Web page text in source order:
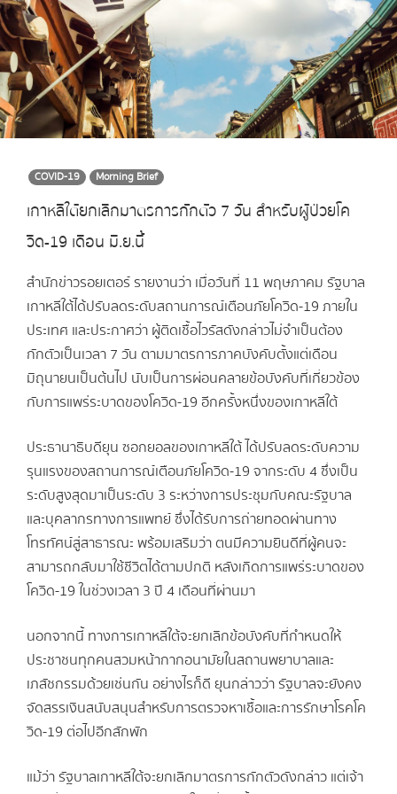
COVID-19 Morning Brief
เกาหลีใต้ยกเลิกมาตรการกักตัว 7 วัน สำหรับผู้ป่วยโค
วิด-19 เดือน มิ.ย.นี้
สำนักข่าวรอยเตอร์ รายงานว่า เมื่อวันที่ 11 พฤษภาคม รัฐบาล
เกาหลีใต้ได้ปรับลดระดับสถานการณ์เตือนภัยโควิด-19 ภายใน
ประเทศ และประกาศว่า ผู้ติดเชื้อไวรัสดังกล่าวไม่จำเป็นต้อง
กักตัวเป็นเวลา 7 วัน ตามมาตรการภาคบังคับตั้งแต่เดือน
มิถุนายนเป็นต้นไป นับเป็นการผ่อนคลายข้อบังคับที่เกี่ยวข้อง
กับการแพร่ระบาดของโควิด-19 อีกครั้งหนึ่งของเกาหลีใต้
ประธานาธิบดียุน ซอกยอลของเกาหลีใต้ ได้ปรับลดระดับความ
รุนแรงของสถานการณ์เตือนภัยโควิด-19 จากระดับ 4 ซึ่งเป็น
ระดับสูงสุดมาเป็นระดับ 3 ระหว่างการประชุมกับคณะรัฐบาล
และบุคลากรทางการแพทย์ ซึ่งได้รับการถ่ายทอดผ่านทาง
โทรทัศน์สู่สาธารณะ พร้อมเสริมว่า ตนมีความยินดีที่ผู้คนจะ
สามารถกลับมาใช้ชีวิตได้ตามปกติ หลังเกิดการแพร่ระบาดของ
โควิด-19 ในช่วงเวลา 3 ปี 4 เดือนที่ผ่านมา
นอกจากนี้ ทางการเกาหลีใต้จะยกเลิกข้อบังคับที่กำหนดให้
ประชาชนทุกคนสวมหน้ากากอนามัยในสถานพยาบาลและ
เภสัชกรรมด้วยเช่นกัน อย่างไรก็ดี ยุนกล่าวว่า รัฐบาลจะยังคง
จัดสรรเงินสนับสนุนสำหรับการตรวจหาเชื้อและการรักษาโรคโค
วิด-19 ต่อไปอีกสักพัก
แม้ว่า รัฐบาลเกาหลีใต้จะยกเลิกมาตรการกักตัวดังกล่าว แต่เจ้า